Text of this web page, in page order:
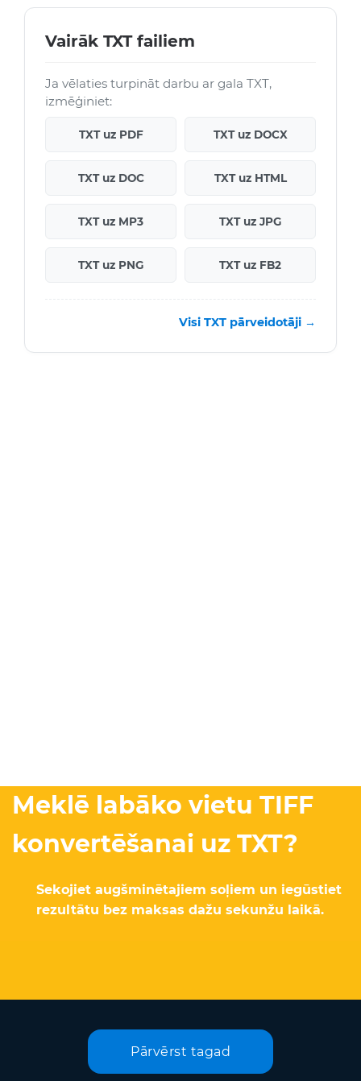
Vairāk TXT failiem
Ja vēlaties turpināt darbu ar gala TXT,
izmēģiniet:
TXT uz PDF TXT uz DOCX
TXT uz DOC TXT uz HTML
TXT uz MP3 TXT uz JPG
TXT uz PNG TXT uz FB2
Visi TXT pārveidotāji →
Meklē labāko vietu TIFF
konvertēšanai uz TXT?
Sekojiet augšminētajiem soļiem un iegūstiet
rezultātu bez maksas dažu sekunžu laikā.
Pārvērst tagad